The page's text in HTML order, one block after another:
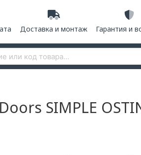
Доставка и монтаж Гарантия и
SIMPLE